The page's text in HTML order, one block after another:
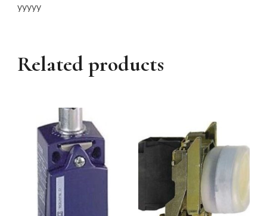
yyyyy
Related products